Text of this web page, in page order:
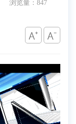
浏览量：847